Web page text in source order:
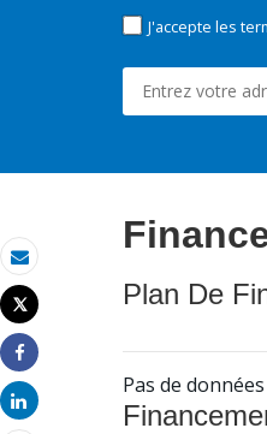
Email
Imprimer
Tweet
Share
Share
J'accepte les
Plan De
Pas de